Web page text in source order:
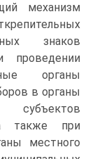
механизм
знаков
проведении
органы
в органы
субъектов
также при
местного